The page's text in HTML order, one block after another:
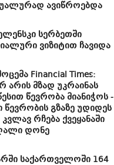
ავიწროებდა
სერბეთში
ვიზიტით ჩავიდა
Financial Times:
არის მზად უკრაინას
წევრობა მიანიჭოს -
გზაზე უდიდეს
რჩება ქვეყანაში
დონე
საქართველოში 164